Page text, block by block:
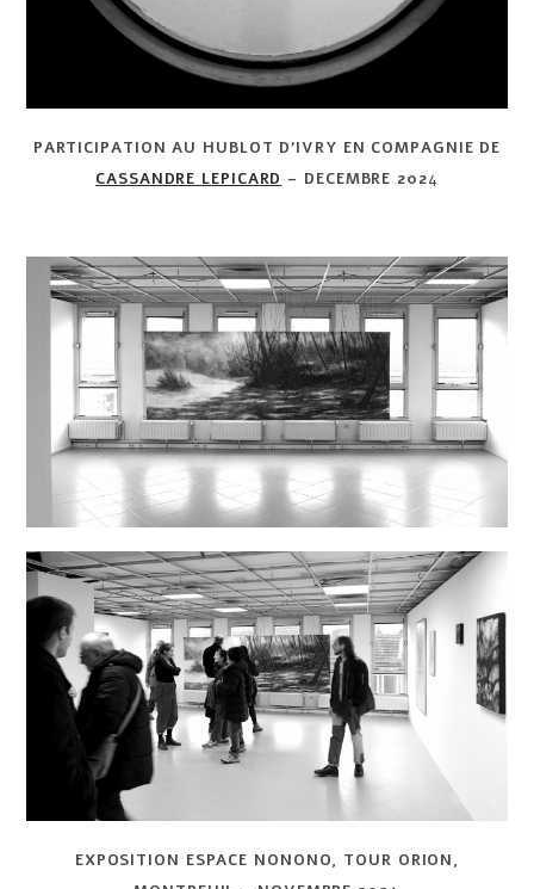
PARTICIPATION AU HUBLOT D’IVRY EN COMPAGNIE DE
CASSANDRE LEPICARD – DECEMBRE 2024
EXPOSITION ESPACE NONONO, TOUR ORION,